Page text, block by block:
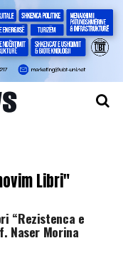
Libri"
“Rezistenca e
Naser Morina